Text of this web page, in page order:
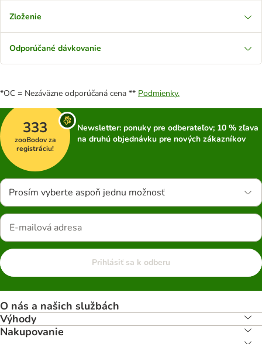
Zloženie
Odporúčané dávkovanie
*OC = Nezáväzne odporúčaná cena ** Podmienky.
333
zooBodov za
registráciu!
Newsletter: ponuky pre odberateľov; 10 % zľava
na druhú objednávku pre nových zákazníkov
Prosím vyberte aspoň jednu možnosť
Prihlásiť sa k odberu
O nás a našich službách
Výhody
Nakupovanie